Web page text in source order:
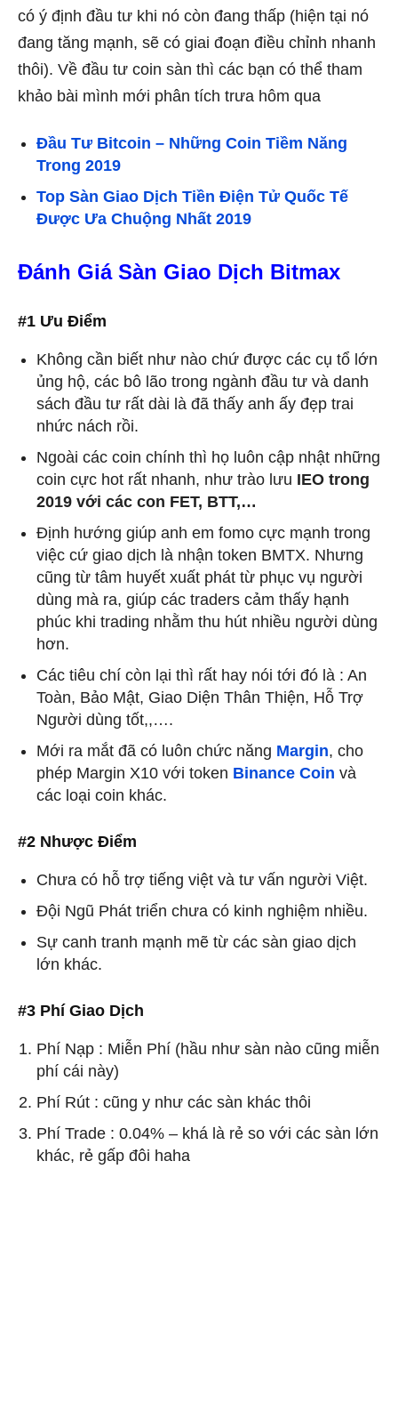
có ý định đầu tư khi nó còn đang thấp (hiện tại nó
đang tăng mạnh, sẽ có giai đoạn điều chỉnh nhanh
thôi). Về đầu tư coin sàn thì các bạn có thể tham
khảo bài mình mới phân tích trưa hôm qua
Đầu Tư Bitcoin – Những Coin Tiềm Năng
Trong 2019
Top Sàn Giao Dịch Tiền Điện Tử Quốc Tế
Được Ưa Chuộng Nhất 2019
Đánh Giá Sàn Giao Dịch Bitmax
#1 Ưu Điểm
Không cần biết như nào chứ được các cụ tổ lớn
ủng hộ, các bô lão trong ngành đầu tư và danh
sách đầu tư rất dài là đã thấy anh ấy đẹp trai
nhức nách rồi.
Ngoài các coin chính thì họ luôn cập nhật những
coin cực hot rất nhanh, như trào lưu IEO trong
2019 với các con FET, BTT,…
Định hướng giúp anh em fomo cực mạnh trong
việc cứ giao dịch là nhận token BMTX. Nhưng
cũng từ tâm huyết xuất phát từ phục vụ người
dùng mà ra, giúp các traders cảm thấy hạnh
phúc khi trading nhằm thu hút nhiều người dùng
hơn.
Các tiêu chí còn lại thì rất hay nói tới đó là : An
Toàn, Bảo Mật, Giao Diện Thân Thiện, Hỗ Trợ
Người dùng tốt,,….
Mới ra mắt đã có luôn chức năng Margin, cho
phép Margin X10 với token Binance Coin và
các loại coin khác.
#2 Nhược Điểm
Chưa có hỗ trợ tiếng việt và tư vấn người Việt.
Đội Ngũ Phát triển chưa có kinh nghiệm nhiều.
Sự canh tranh mạnh mẽ từ các sàn giao dịch
lớn khác.
#3 Phí Giao Dịch
Phí Nạp : Miễn Phí (hầu như sàn nào cũng miễn
phí cái này)
Phí Rút : cũng y như các sàn khác thôi
Phí Trade : 0.04% – khá là rẻ so với các sàn lớn
khác, rẻ gấp đôi haha